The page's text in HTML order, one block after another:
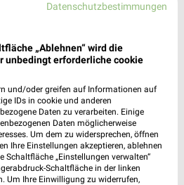
Uwe Kosmalski Marienberg
13
1 Prospekt
Penig
1 Prospekt
Datenschutzbestimmungen
„Ablehnen“ wird die
unbedingt erforderliche cookie
und/oder greifen auf Informationen auf
IDs in cookie und anderen
Daten zu verarbeiten. Einige
Daten möglicherweise
Um dem zu widersprechen, öffnen
Ihre Einstellungen akzeptieren, ablehnen
Schaltfläche „Einstellungen verwalten“
Schaltfläche in der linken
Um Ihre Einwilligung zu widerrufen,